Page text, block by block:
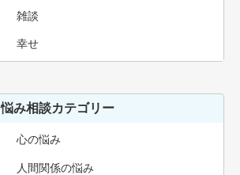
雑談
幸せ
悩み相談カテゴリー
心の悩み
人間関係の悩み